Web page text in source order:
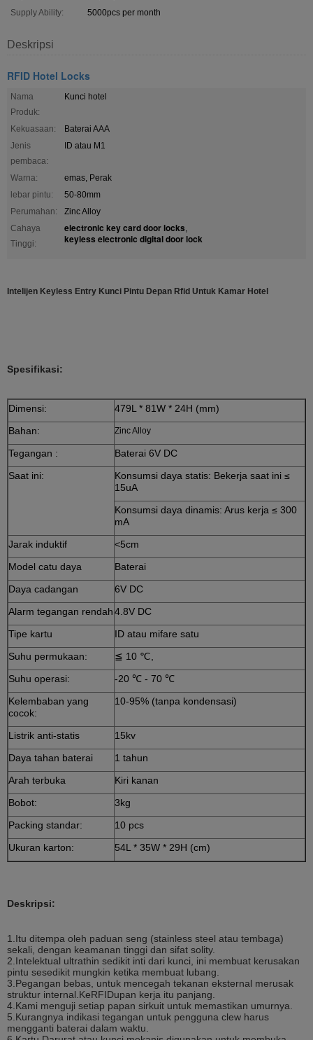
Supply Ability:
5000pcs per month
Deskripsi
RFID Hotel Locks
Nama
Produk:
Kunci hotel
Kekuasaan:
Baterai AAA
Jenis
pembaca:
ID atau M1
Warna:
emas, Perak
lebar pintu:
50-80mm
Perumahan:
Zinc Alloy
Cahaya
Tinggi:
electronic key card door locks,
keyless electronic digital door lock
Intelijen Keyless Entry Kunci Pintu Depan Rfid Untuk Kamar Hotel
Spesifikasi:
Dimensi:
479L * 81W * 24H (mm)
Bahan:
Zinc Alloy
Tegangan :
Baterai 6V DC
Saat ini:
Konsumsi daya statis: Bekerja saat ini ≤
15uA
Konsumsi daya dinamis: Arus kerja ≤ 300
mA
Jarak induktif
<5cm
Model catu daya
Baterai
Daya cadangan
6V DC
Alarm tegangan rendah4.8V DC
Tipe kartu
ID atau mifare satu
Suhu permukaan:
≦ 10 ℃,
Suhu operasi:
-20 ℃ - 70 ℃
Kelembaban yang
cocok:
10-95% (tanpa kondensasi)
Listrik anti-statis
15kv
Daya tahan baterai
1 tahun
Arah terbuka
Kiri kanan
Bobot:
3kg
Packing standar:
10 pcs
Ukuran karton:
54L * 35W * 29H (cm)
Deskripsi:
1.Itu ditempa oleh paduan seng (stainless steel atau tembaga)
sekali, dengan keamanan tinggi dan sifat solity.
2.Intelektual ultrathin sedikit inti dari kunci, ini membuat kerusakan
pintu sesedikit mungkin ketika membuat lubang.
3.Pegangan bebas, untuk mencegah tekanan eksternal merusak
struktur internal.KeRFIDupan kerja itu panjang.
4.Kami menguji setiap papan sirkuit untuk memastikan umurnya.
5.Kurangnya indikasi tegangan untuk pengguna clew harus
mengganti baterai dalam waktu.